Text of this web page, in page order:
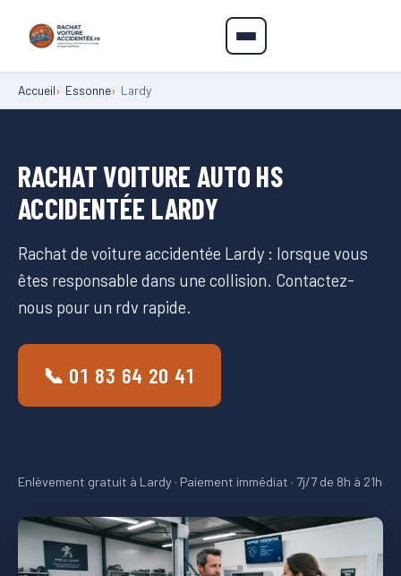
Accueil Essonne Lardy
RACHAT VOITURE AUTO HS
ACCIDENTÉE LARDY
Rachat de voiture accidentée Lardy : lorsque vous
êtes responsable dans une collision. Contactez-
nous pour un rdv rapide.
📞 01 83 64 20 41
Enlèvement gratuit à Lardy · Paiement immédiat · 7j/7 de 8h à 21h